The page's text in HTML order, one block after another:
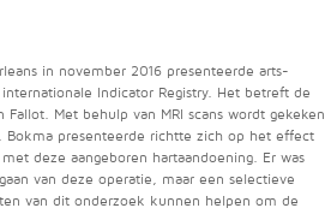
in november 2016 presenteerde arts-
Indicator Registry. Het betreft de
Met behulp van MRI scans wordt gekeken
Bokma presenteerde richtte zich op het effect
deze aangeboren hartaandoening. Er was
van deze operatie, maar een selectieve
van dit onderzoek kunnen helpen om de